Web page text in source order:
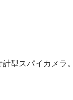
型スパイカメラ。